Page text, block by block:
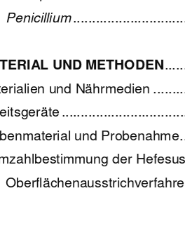
Penicillium
UND METHODEN
und Nährmedien
und Probenahme
der